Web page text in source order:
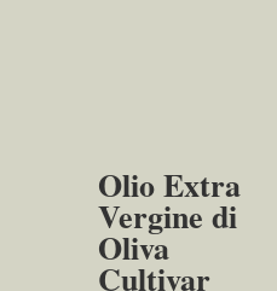
Olio Extra
Vergine di
Oliva
Cultivar